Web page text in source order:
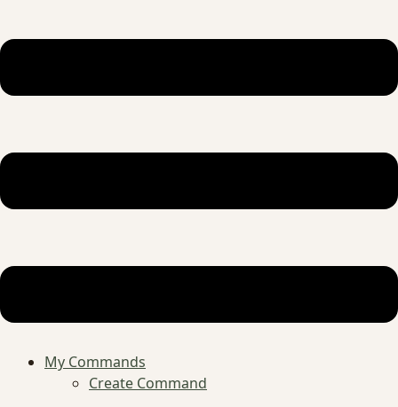
My Commands
Create Command